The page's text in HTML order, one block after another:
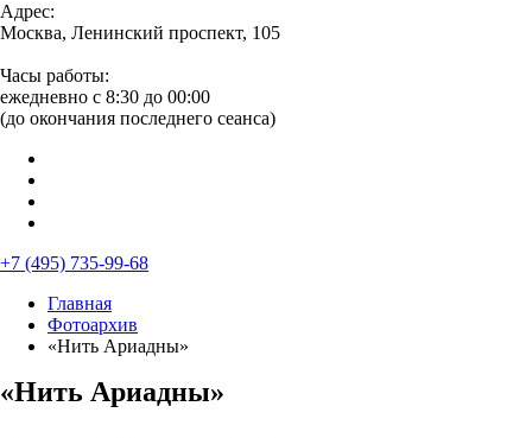
Адрес:
Москва, Ленинский проспект, 105
Часы работы:
ежедневно с 8:30 до 00:00
(до окончания последнего сеанса)
+7 (495) 735-99-68
Главная
Фотоархив
«Нить Ариадны»
«Нить Ариадны»